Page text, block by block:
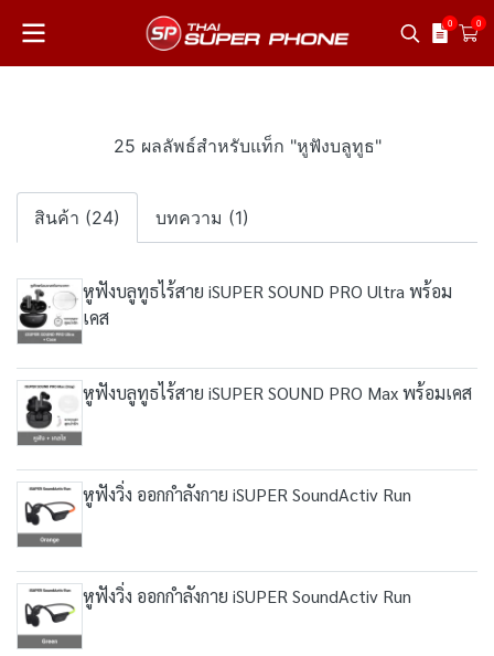
0 0
25 ผลลัพธ์สำหรับแท็ก "หูฟังบลูทูธ"
สินค้า (24) บทความ (1)
หูฟังบลูทูธไร้สาย iSUPER SOUND PRO Ultra พร้อม
เคส
หูฟังบลูทูธไร้สาย iSUPER SOUND PRO Max พร้อมเคส
หูฟังวิ่ง ออกกำลังกาย iSUPER SoundActiv Run
หูฟังวิ่ง ออกกำลังกาย iSUPER SoundActiv Run